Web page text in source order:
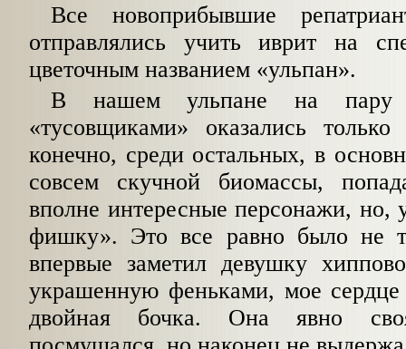
Все новоприбывшие
отправлялись учить иврит на
цветочным названием «ульпан».
В нашем ульпане на пару
«тусовщиками» оказались
конечно, среди остальных, в
совсем скучной биомассы,
вполне интересные персонажи, но,
фишку». Это все равно было не
впервые заметил девушку
украшенную феньками, мое сердце
двойная бочка. Она явно